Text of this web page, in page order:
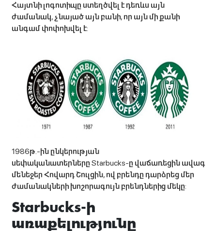
Հայտնի լոգոտիպը ստեղծվել է դեռևս այն
ժամանակ, չնայած այն բանի, որ այն մի քանի
անգամ փոփոխվել է:
1986թ.-ին ընկերության
սեփականատերները Starbucks-ը վաճառեցին ավագ
մենեջեր Հովարդ Շուլցին, ով բրենդը դարձրեց մեր
ժամանակների խոշորագույն բրենդներից մեկը:
Starbucks-ի
առաքելությունը